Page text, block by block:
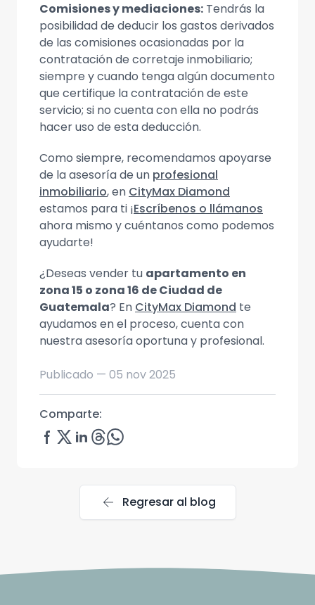
Comisiones y mediaciones: Tendrás la
posibilidad de deducir los gastos derivados
de las comisiones ocasionadas por la
contratación de corretaje inmobiliario;
siempre y cuando tenga algún documento
que certifique la contratación de este
servicio; si no cuenta con ella no podrás
hacer uso de esta deducción.
Como siempre, recomendamos apoyarse
de la asesoría de un profesional
inmobiliario, en CityMax Diamond
estamos para ti ¡Escríbenos o llámanos
ahora mismo y cuéntanos como podemos
ayudarte!
¿Deseas vender tu apartamento en
zona 15 o zona 16 de Ciudad de
Guatemala? En CityMax Diamond te
ayudamos en el proceso, cuenta con
nuestra asesoría oportuna y profesional.
Publicado — 05 nov 2025
Comparte:
arrow_back Regresar al blog